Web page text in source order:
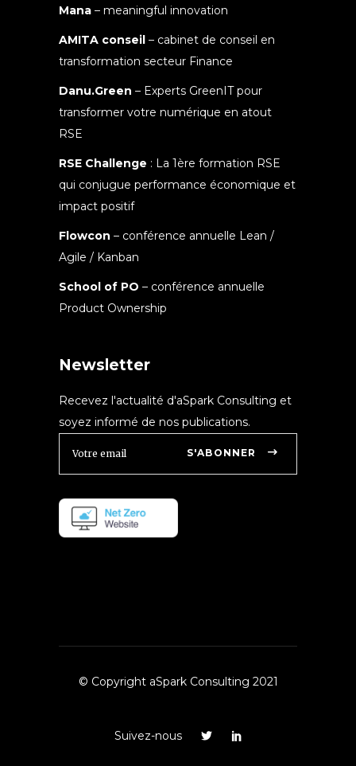
Mana – meaningful innovation
AMITA conseil – cabinet de conseil en
transformation secteur Finance
Danu.Green – Experts GreenIT pour
transformer votre numérique en atout
RSE
RSE Challenge : La 1ère formation RSE
qui conjugue performance économique et
impact positif
Flowcon – conférence annuelle Lean /
Agile / Kanban
School of PO – conférence annuelle
Product Ownership
Newsletter
Recevez l'actualité d'aSpark Consulting et
soyez informé de nos publications.
S'ABONNER
© Copyright aSpark Consulting 2021
Suivez-nous